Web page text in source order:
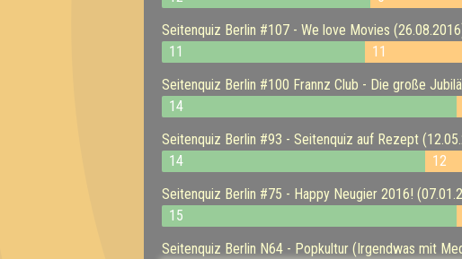
Seitenquiz Berlin #107 - We love Movies
11
11
Seitenquiz Berlin #100 Frannz Club - Die große
14
Seitenquiz Berlin #93 - Seitenquiz auf Rezept
14
12
Seitenquiz Berlin #75 - Happy Neugier 2016!
15
Seitenquiz Berlin N64 - Popkultur (Irgendwas mit